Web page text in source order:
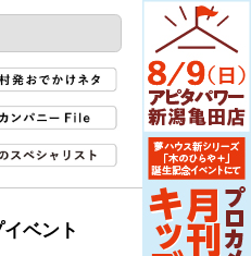
ベント